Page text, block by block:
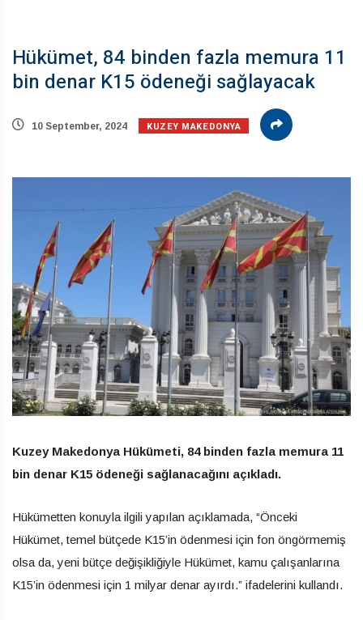
Hükümet, 84 binden fazla memura 11
bin denar K15 ödeneği sağlayacak
10 September, 2024 KUZEY MAKEDONYA
Kuzey Makedonya Hükümeti, 84 binden fazla memura 11
bin denar K15 ödeneği sağlanacağını açıkladı.
Hükümetten konuyla ilgili yapılan açıklamada, “Önceki
Hükümet, temel bütçede K15’in ödenmesi için fon öngörmemiş
olsa da, yeni bütçe değişikliğiyle Hükümet, kamu çalışanlarına
K15’in ödenmesi için 1 milyar denar ayırdı.” ifadelerini kullandı.